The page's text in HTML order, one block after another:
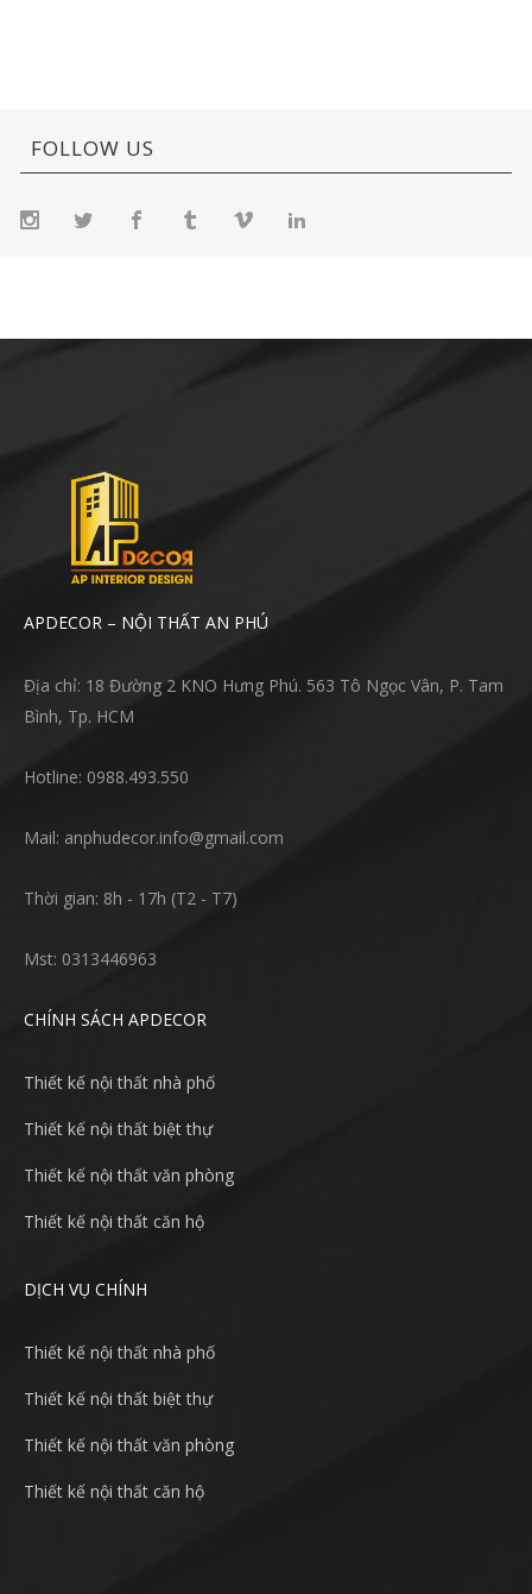
FOLLOW US
APDECOR – NỘI THẤT AN PHÚ
Địa chỉ: 18 Đường 2 KNO Hưng Phú. 563 Tô Ngọc Vân, P. Tam
Bình, Tp. HCM
Hotline: 0988.493.550
Mail: anphudecor.info@gmail.com
Thời gian: 8h - 17h (T2 - T7)
Mst: 0313446963
CHÍNH SÁCH APDECOR
Thiết kế nội thất nhà phố
Thiết kế nội thất biệt thự
Thiết kế nội thất văn phòng
Thiết kế nội thất căn hộ
DỊCH VỤ CHÍNH
Thiết kế nội thất nhà phố
Thiết kế nội thất biệt thự
Thiết kế nội thất văn phòng
Thiết kế nội thất căn hộ